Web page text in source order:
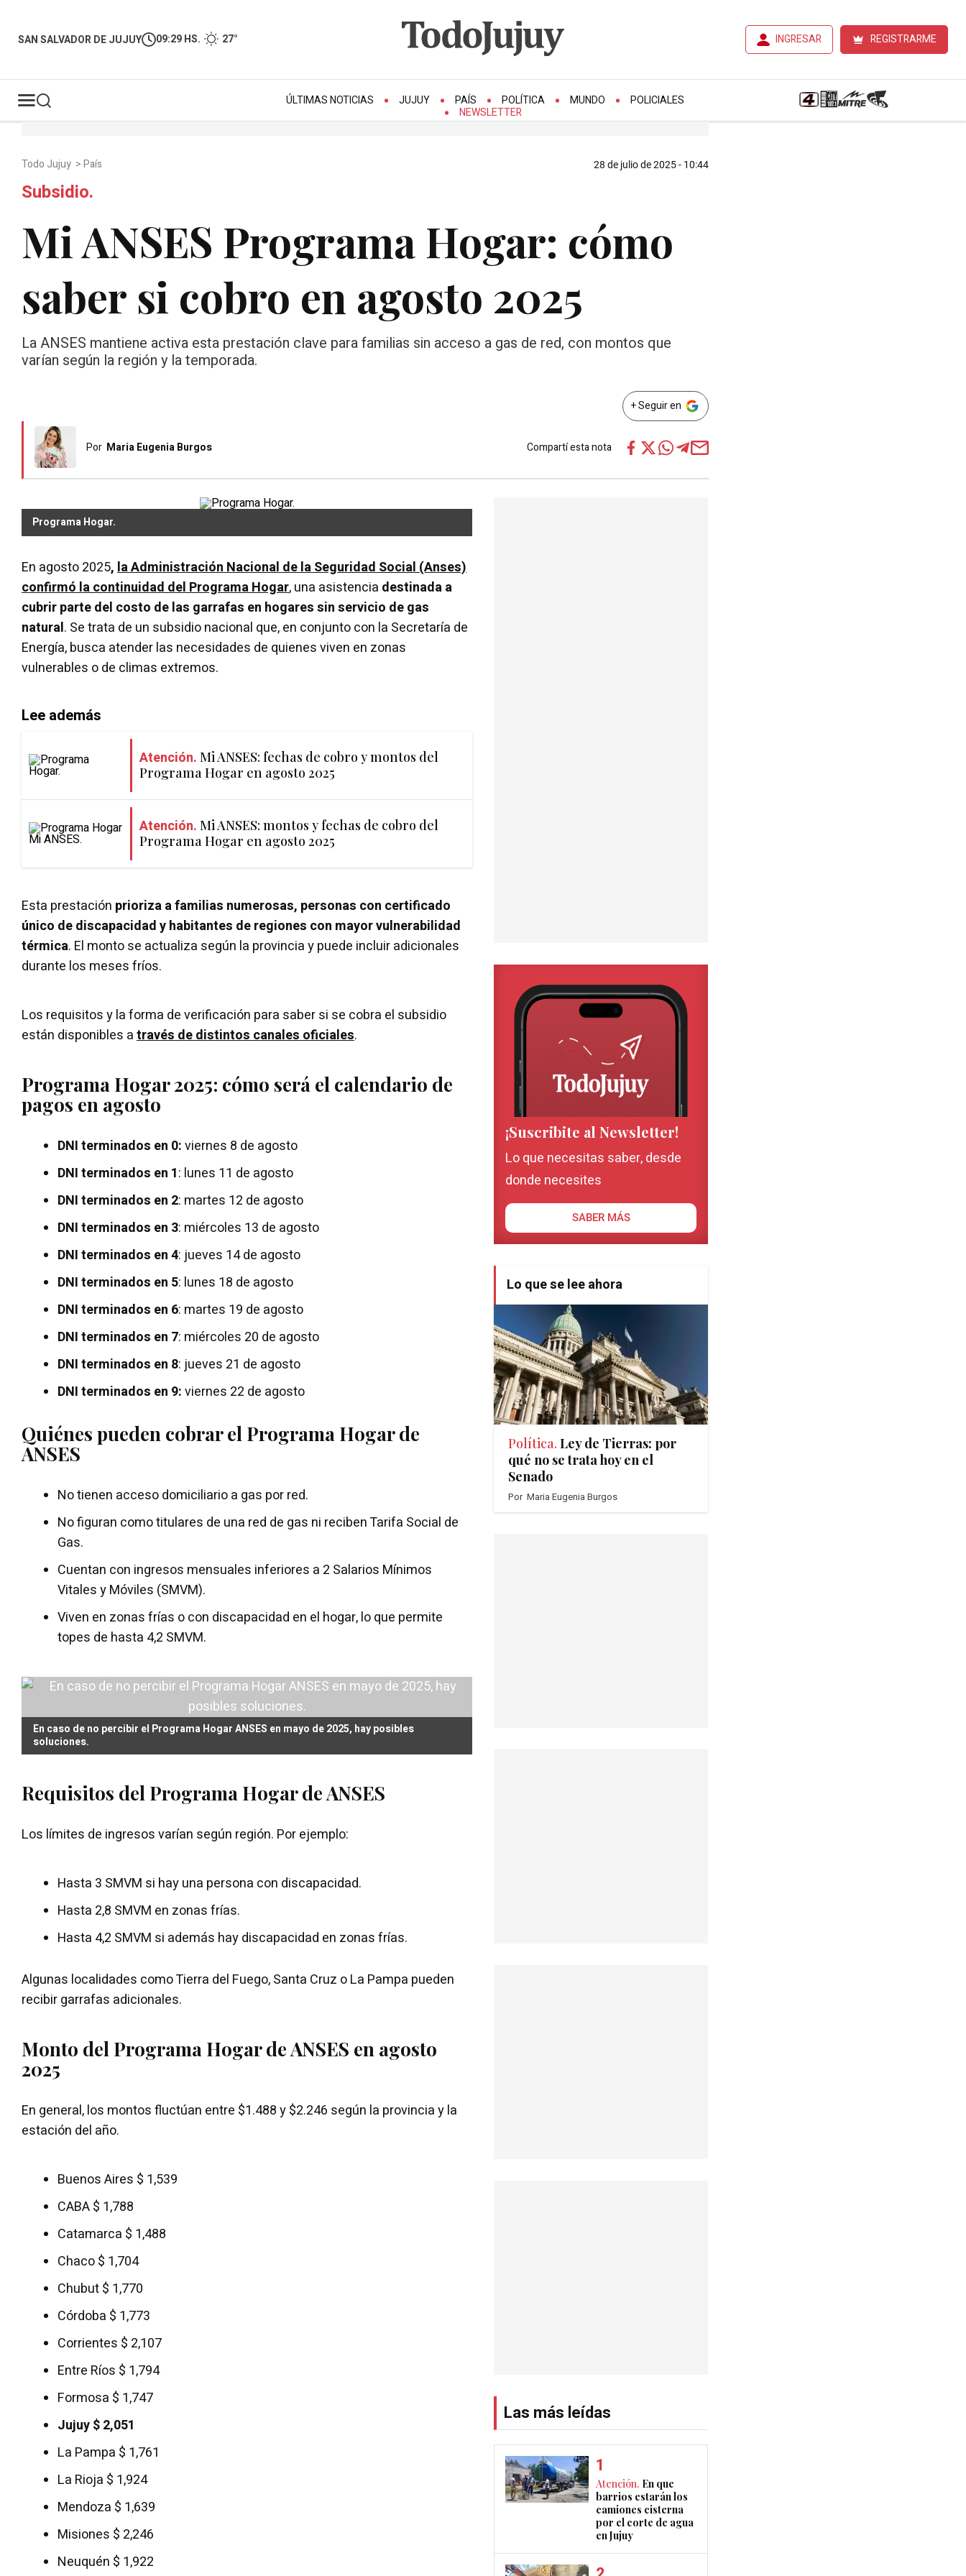
SAN SALVADOR DE JUJUY 09:29 HS. 27° INGRESAR REGISTRARME
ÚLTIMAS NOTICIAS JUJUY PAÍS POLÍTICA MUNDO
POLICIALES
NEWSLETTER
Todo Jujuy >País 28 de julio de 2025 - 10:44
Subsidio.
Mi ANSES Programa Hogar: cómo
saber si cobro en agosto 2025
La ANSES mantiene activa esta prestación clave para familias sin acceso a gas de red, con montos que
varían según la región y la temporada.
+ Seguir en
Por Maria Eugenia Burgos Compartí esta nota
Programa Hogar.
En agosto 2025,la Administración Nacional de la Seguridad Social (Anses)
confirmó la continuidad del Programa Hogar, una asistencia destinada a
cubrir parte del costo de las garrafas en hogares sin servicio de gas
natural. Se trata de un subsidio nacional que, en conjunto con la Secretaría de
Energía, busca atender las necesidades de quienes viven en zonas
vulnerables o de climas extremos.
Lee además
Atención. Mi ANSES: fechas de cobro y montos del
Programa Hogar en agosto 2025
Atención. Mi ANSES: montos y fechas de cobro del
Programa Hogar en agosto 2025
Esta prestación prioriza a familias numerosas, personas con certificado
único de discapacidad y habitantes de regiones con mayor vulnerabilidad
térmica. El monto se actualiza según la provincia y puede incluir adicionales
durante los meses fríos.
Los requisitos y la forma de verificación para saber si se cobra el subsidio
están disponibles através de distintos canales oficiales.
Programa Hogar 2025: cómo será el calendario de
pagos en agosto
DNI terminados en 0:viernes 8 de agosto
DNI terminados en 1: lunes 11 de agosto
DNI terminados en 2: martes 12 de agosto
DNI terminados en 3: miércoles 13 de agosto
DNI terminados en 4: jueves 14 de agosto
DNI terminados en 5: lunes 18 de agosto
DNI terminados en 6: martes 19 de agosto
DNI terminados en 7: miércoles 20 de agosto
DNI terminados en 8: jueves 21 de agosto
DNI terminados en 9:viernes 22 de agosto
Quiénes pueden cobrar el Programa Hogar de
ANSES
No tienen acceso domiciliario a gas por red.
No figuran como titulares de una red de gas ni reciben Tarifa Social de
Gas.
Cuentan con ingresos mensuales inferiores a 2 Salarios Mínimos
Vitales y Móviles (SMVM).
Viven en zonas frías o con discapacidad en el hogar, lo que permite
topes de hasta 4,2 SMVM.
En caso de no percibir el Programa Hogar ANSES en mayo de 2025, hay posibles
soluciones.
Requisitos del Programa Hogar de ANSES
Los límites de ingresos varían según región. Por ejemplo:
Hasta 3 SMVM si hay una persona con discapacidad.
Hasta 2,8 SMVM en zonas frías.
Hasta 4,2 SMVM si además hay discapacidad en zonas frías.
Algunas localidades como Tierra del Fuego, Santa Cruz o La Pampa pueden
recibir garrafas adicionales.
Monto del Programa Hogar de ANSES en agosto
2025
En general, los montos fluctúan entre $1.488 y $2.246 según la provincia y la
estación del año.
Buenos Aires $ 1,539
CABA $ 1,788
Catamarca $ 1,488
Chaco $ 1,704
Chubut $ 1,770
Córdoba $ 1,773
Corrientes $ 2,107
Entre Ríos $ 1,794
Formosa $ 1,747
Jujuy $ 2,051
La Pampa $ 1,761
La Rioja $ 1,924
Mendoza $ 1,639
Misiones $ 2,246
Neuquén $ 1,922
¡Suscribite al Newsletter!
Lo que necesitas saber, desde
donde necesites
SABER MÁS
Lo que se lee ahora
Política. Ley de Tierras: por
qué no se trata hoy en el
Senado
Por Maria Eugenia Burgos
Las más leídas
Atención. En que
barrios estarán los
camiones cisterna
por el corte de agua
en Jujuy